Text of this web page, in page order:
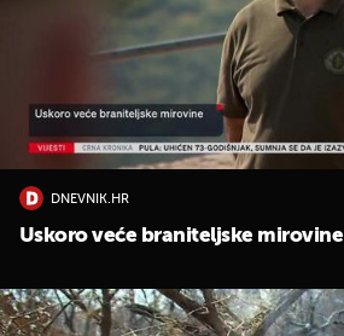
DNEVNIK.HR
Uskoro veće braniteljske mirovine